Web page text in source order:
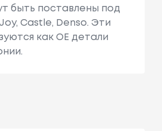
быть поставлены под
Castle, Denso. Эти
как ОЕ детали